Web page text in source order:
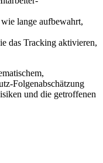
lange aufbewahrt,
das Tracking aktivieren,
Folgenabschätzung
und die getroffenen